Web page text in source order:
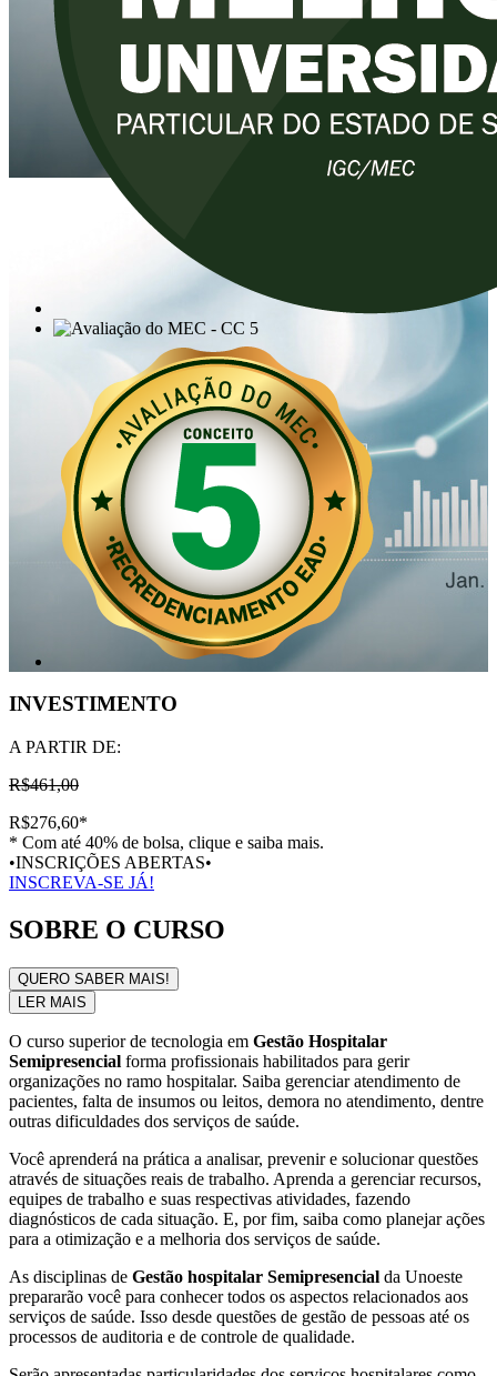
INVESTIMENTO
A PARTIR DE:
R$461,00
R$276,60*
* Com até 40% de bolsa, clique e saiba mais.
•INSCRIÇÕES ABERTAS•
INSCREVA-SE JÁ!
SOBRE O CURSO
QUERO SABER MAIS!
LER MAIS
O curso superior de tecnologia em Gestão Hospitalar
Semipresencial forma profissionais habilitados para gerir
organizações no ramo hospitalar. Saiba gerenciar atendimento de
pacientes, falta de insumos ou leitos, demora no atendimento, dentre
outras dificuldades dos serviços de saúde.
Você aprenderá na prática a analisar, prevenir e solucionar questões
através de situações reais de trabalho. Aprenda a gerenciar recursos,
equipes de trabalho e suas respectivas atividades, fazendo
diagnósticos de cada situação. E, por fim, saiba como planejar ações
para a otimização e a melhoria dos serviços de saúde.
As disciplinas de Gestão hospitalar Semipresencial da Unoeste
prepararão você para conhecer todos os aspectos relacionados aos
serviços de saúde. Isso desde questões de gestão de pessoas até os
processos de auditoria e de controle de qualidade.